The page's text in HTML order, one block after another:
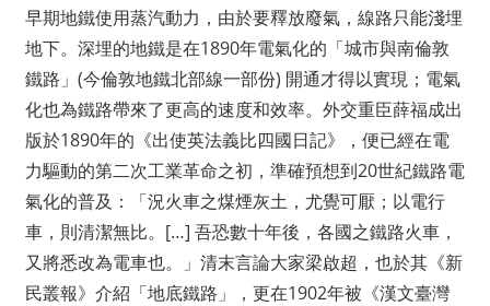
早期地鐵使用蒸汽動力，由於要釋放廢氣，線路只能淺埋
地下。深埋的地鐵是在1890年電氣化的「城市與南倫敦
鐵路」(今倫敦地鐵北部線一部份) 開通才得以實現；電氣
化也為鐵路帶來了更高的速度和效率。外交重臣薛福成出
版於1890年的《出使英法義比四國日記》，便已經在電
力驅動的第二次工業革命之初，準確預想到20世紀鐵路電
氣化的普及：「況火車之煤煙灰土，尤覺可厭；以電行
車，則清潔無比。[…] 吾恐數十年後，各國之鐵路火車，
又將悉改為電車也。」清末言論大家梁啟超，也於其《新
民叢報》介紹「地底鐵路」，更在1902年被《漢文臺灣